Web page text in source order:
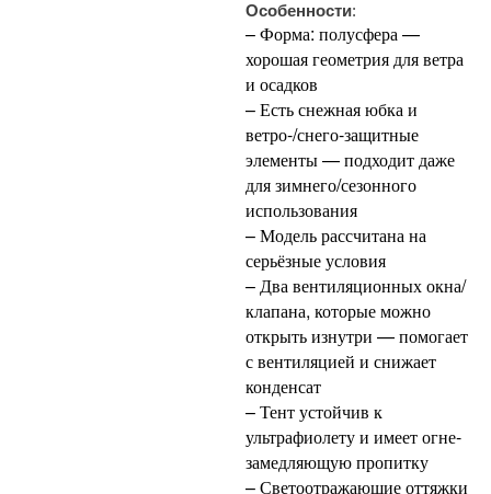
Особенности:
– Форма: полусфера —
хорошая геометрия для ветра
и осадков
– Есть снежная юбка и
ветро-/снего-защитные
элементы — подходит даже
для зимнего/сезонного
использования
– Модель рассчитана на
серьёзные условия
– Два вентиляционных окна/
клапана, которые можно
открыть изнутри — помогает
с вентиляцией и снижает
конденсат
– Тент устойчив к
ультрафиолету и имеет огне-
замедляющую пропитку
– Светоотражающие оттяжки